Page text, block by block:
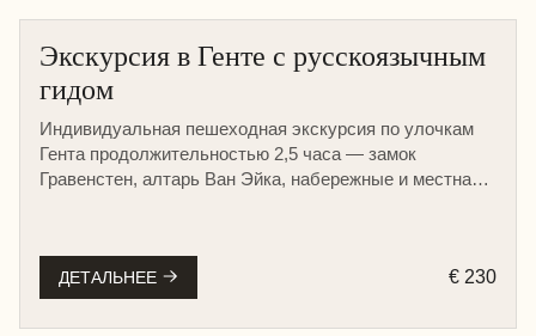
Экскурсия в Генте с русскоязычным
гидом
Индивидуальная пешеходная экскурсия по улочкам
Гента продолжительностью 2,5 часа — замок
Гравенстен, алтарь Ван Эйка, набережные и местная
ДЕТАЛЬНЕЕ € 230